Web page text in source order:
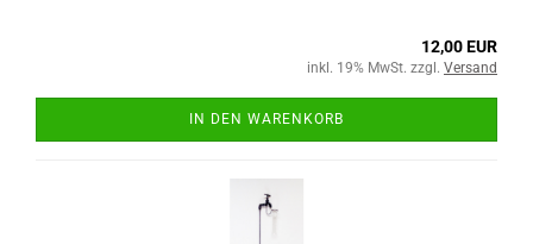
12,00 EUR
inkl. 19% MwSt. zzgl. Versand
IN DEN WARENKORB